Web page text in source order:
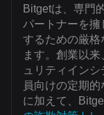
Bitgetは、専門
パートナーを擁
するための厳格
ます。創業以
ュリティイン
員向けの定期
に加えて、